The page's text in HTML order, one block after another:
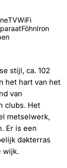
TVWiFi
FöhnIron
stijl, ca. 102
het hart van het
van
clubs. Het
metselwerk,
Er is een
dakterras
wijk.